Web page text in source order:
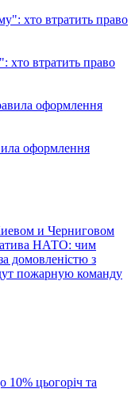
хто втратить право
оформлення
и Черниговом
НАТО: чим
домовленістю з
пожарную команду
10% цьогоріч та